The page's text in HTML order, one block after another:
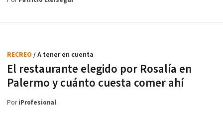
El restaurante elegido por Rosalía en
Palermo y cuánto cuesta comer ahí
RECREO / A tener en cuenta
PoriProfesional